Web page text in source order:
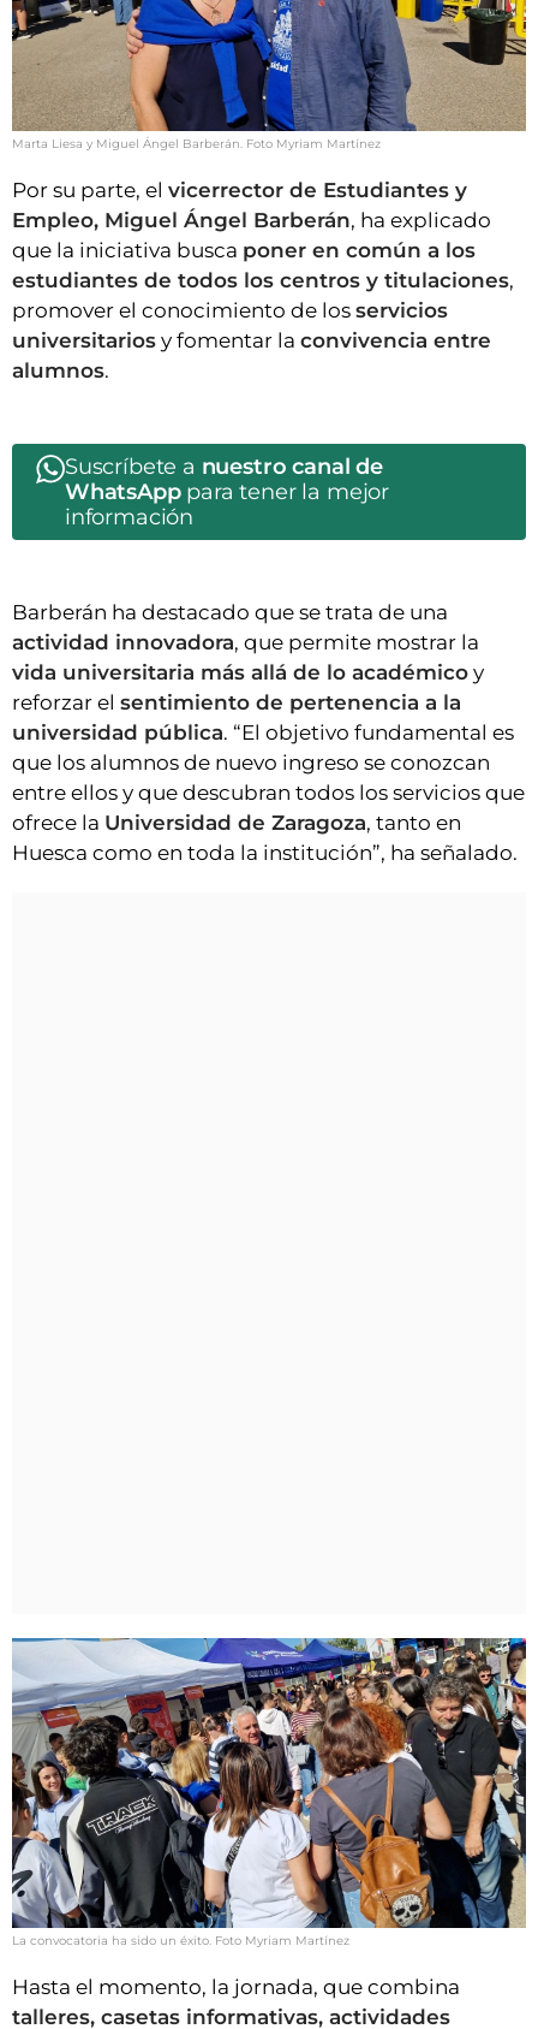
Marta Liesa y Miguel Ángel Barberán. Foto Myriam Martínez
Por su parte, el vicerrector de Estudiantes y
Empleo, Miguel Ángel Barberán, ha explicado
que la iniciativa busca poner en común a los
estudiantes de todos los centros y titulaciones,
promover el conocimiento de los servicios
universitarios y fomentar la convivencia entre
alumnos.
Suscríbete a nuestro canal de
WhatsApppara tener la mejor
información
Barberán ha destacado que se trata de una
actividad innovadora, que permite mostrar la
vida universitaria más allá de lo académico y
reforzar el sentimiento de pertenencia a la
universidad pública. “El objetivo fundamental es
que los alumnos de nuevo ingreso se conozcan
entre ellos y que descubran todos los servicios que
ofrece la Universidad de Zaragoza, tanto en
Huesca como en toda la institución”, ha señalado.
La convocatoria ha sido un éxito. Foto Myriam Martínez
Hasta el momento, la jornada, que combina
talleres, casetas informativas, actividades